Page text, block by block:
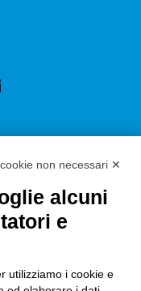
Biella Italy –
non necessari ✕
alcuni
e
utilizziamo i cookie e